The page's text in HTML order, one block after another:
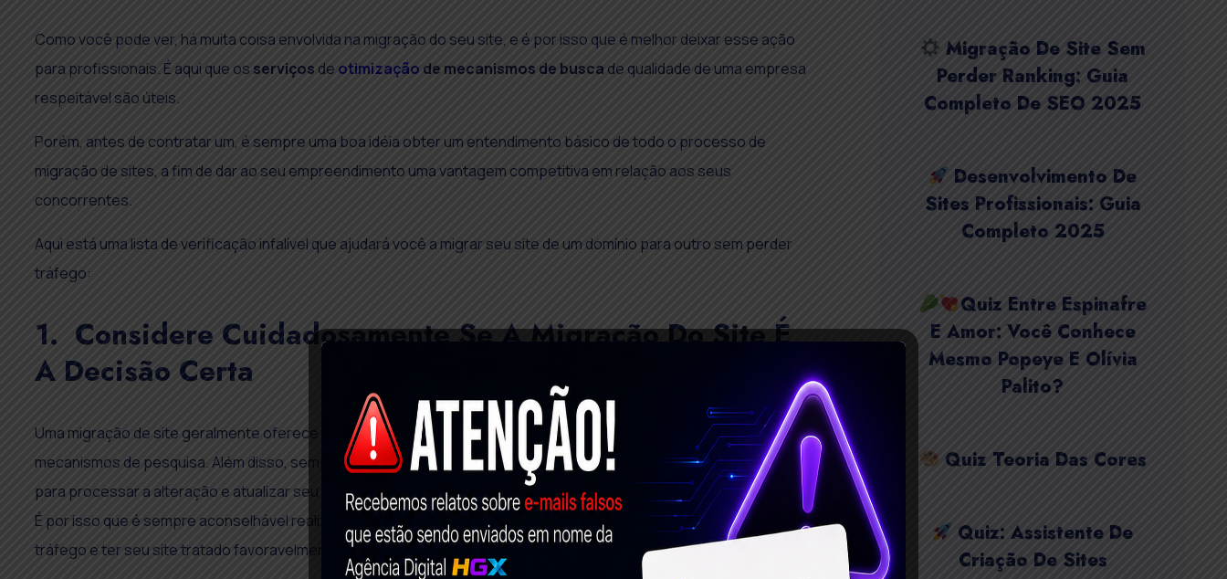
Como você pode ver, há muita coisa envolvida na migração do seu site, e é por isso que é melhor deixar esse ação
para profissionais. É aqui que os serviços de otimização de mecanismos de busca de qualidade de uma empresa
respeitável são úteis.
Porém, antes de contratar um, é sempre uma boa idéia obter um entendimento básico de todo o processo de
migração de sites, a fim de dar ao seu empreendimento uma vantagem competitiva em relação aos seus
concorrentes.
Aqui está uma lista de verificação infalível que ajudará você a migrar seu site de um domínio para outro sem perder
tráfego:
1. Considere Cuidadosamente Se A Migração Do Site É
A Decisão Certa
Uma migração de site geralmente oferece pouco ou nenhum benefício de SEO e quase não elimina penalidades nos
mecanismos de pesquisa. Além disso, sempre resulta em uma perda temporária de tráfego, pois o Google demora
para processar a alteração e atualizar seu índice de acordo.
É por isso que é sempre aconselhável realizar a migração com prudência, a fim de minimizar as flutuações de
tráfego e ter seu site tratado favoravelmente pelo Google e outros mecanismos de pesquisa.
Migração De Site Sem
Perder Ranking: Guia
Completo De SEO 2025
Desenvolvimento De
Sites Profissionais: Guia
Completo 2025
Quiz Entre Espinafre
E Amor: Você Conhece
Mesmo Popeye E Olívia
Palito?
Quiz Teoria Das Cores
Quiz: Assistente De
Criação De Sites